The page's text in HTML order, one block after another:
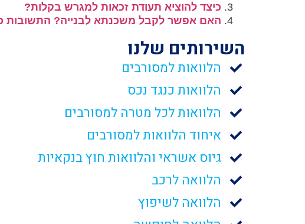
כיצד להוציא תעודת זכאות למגרש בקלות?
האם אפשר לקבל משכנתא לבנייה? התשובות
השירותים שלנו
הלוואות למסורבים
הלוואות כנגד נכס
הלוואות לכל מטרה למסורבים
איחוד הלוואות למסורבים
גיוס אשראי והלוואות חוץ בנקאיות
הלוואה לרכב
הלוואה לשיפוץ